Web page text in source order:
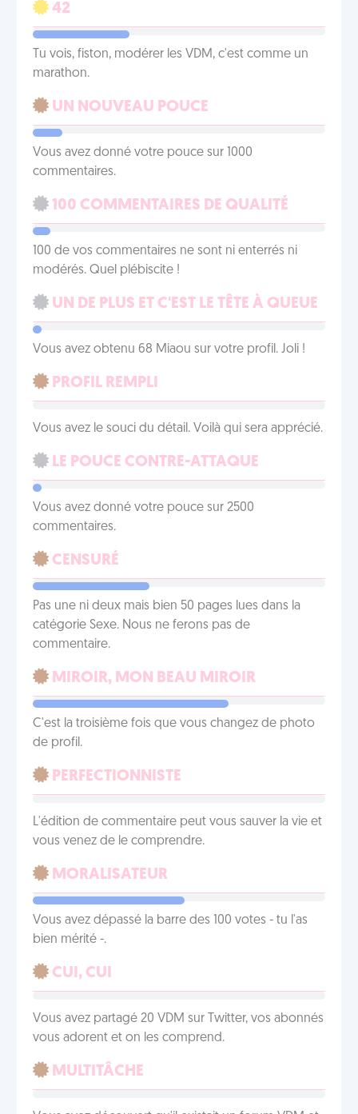
42
Tu vois, fiston, modérer les VDM, c'est comme un
marathon.
UN NOUVEAU POUCE
Vous avez donné votre pouce sur 1000
commentaires.
100 COMMENTAIRES DE QUALITÉ
100 de vos commentaires ne sont ni enterrés ni
modérés. Quel plébiscite !
UN DE PLUS ET C'EST LE TÊTE À QUEUE
Vous avez obtenu 68 Miaou sur votre profil. Joli !
PROFIL REMPLI
Vous avez le souci du détail. Voilà qui sera apprécié.
LE POUCE CONTRE-ATTAQUE
Vous avez donné votre pouce sur 2500
commentaires.
CENSURÉ
Pas une ni deux mais bien 50 pages lues dans la
catégorie Sexe. Nous ne ferons pas de
commentaire.
MIROIR, MON BEAU MIROIR
C'est la troisième fois que vous changez de photo
de profil.
PERFECTIONNISTE
L'édition de commentaire peut vous sauver la vie et
vous venez de le comprendre.
MORALISATEUR
Vous avez dépassé la barre des 100 votes - tu l'as
bien mérité -.
CUI, CUI
Vous avez partagé 20 VDM sur Twitter, vos abonnés
vous adorent et on les comprend.
MULTITÂCHE